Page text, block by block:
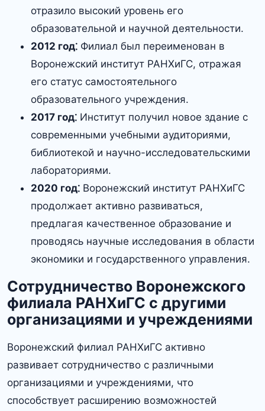
отразило высокий уровень его
образовательной и научной деятельности.
2012 год⁚ Филиал был переименован в
Воронежский институт РАНХиГС, отражая
его статус самостоятельного
образовательного учреждения.
2017 год⁚ Институт получил новое здание с
современными учебными аудиториями,
библиотекой и научно-исследовательскими
лабораториями.
2020 год⁚ Воронежский институт РАНХиГС
продолжает активно развиваться,
предлагая качественное образование и
проводясь научные исследования в области
экономики и государственного управления.
Сотрудничество Воронежского
филиала РАНХиГС с другими
организациями и учреждениями
Воронежский филиал РАНХиГС активно
развивает сотрудничество с различными
организациями и учреждениями, что
способствует расширению возможностей